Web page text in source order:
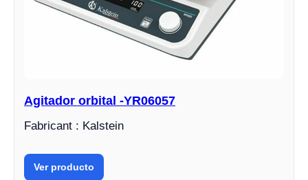
Agitador orbital -YR06057
Fabricant : Kalstein
Ver producto